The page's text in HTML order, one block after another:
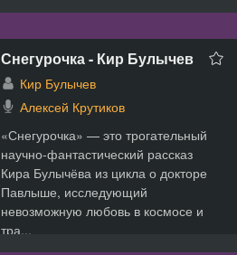
Снегурочка - Кир Булычев
Кир Булычев
Алексей Крутиков
«Снегурочка» — это трогательный
научно-фантастический рассказ
Кира Булычёва из цикла о докторе
Павлыше, исследующий
невозможную любовь в космосе и
тра...